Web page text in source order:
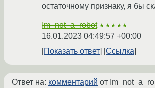
остаточному признаку, я бы
Im_not_a_robot ★★★★★
16.01.2023 04:49:57 +00:00
Показать ответ
Ссылка
Ответ на: комментарий от